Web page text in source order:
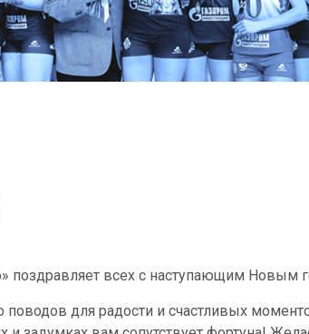
поздравляет всех с наступающим Новым
поводов для радости и счастливых